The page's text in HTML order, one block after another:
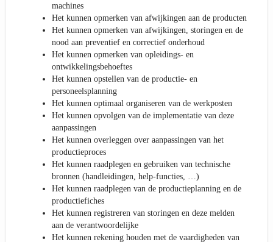
machines
Het kunnen opmerken van afwijkingen aan de producten
Het kunnen opmerken van afwijkingen, storingen en de
nood aan preventief en correctief onderhoud
Het kunnen opmerken van opleidings- en
ontwikkelingsbehoeftes
Het kunnen opstellen van de productie- en
personeelsplanning
Het kunnen optimaal organiseren van de werkposten
Het kunnen opvolgen van de implementatie van deze
aanpassingen
Het kunnen overleggen over aanpassingen van het
productieproces
Het kunnen raadplegen en gebruiken van technische
bronnen (handleidingen, help-functies, …)
Het kunnen raadplegen van de productieplanning en de
productiefiches
Het kunnen registreren van storingen en deze melden
aan de verantwoordelijke
Het kunnen rekening houden met de vaardigheden van